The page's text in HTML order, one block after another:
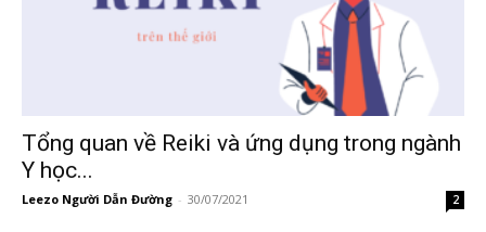
Tổng quan về Reiki và ứng dụng trong ngành
Y học...
Leezo Người Dẫn Đường - 30/07/2021 2